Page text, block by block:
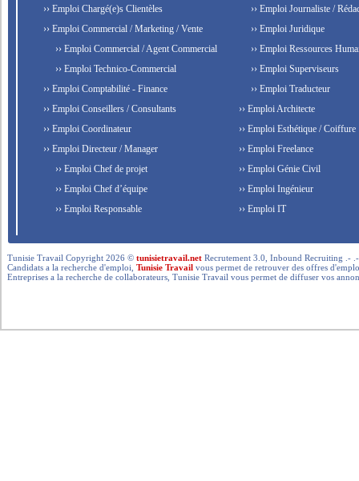
›› Emploi Chargé(e)s Clientèles
›› Emploi Commercial / Marketing / Vente
›› Emploi Commercial / Agent Commercial
›› Emploi Technico-Commercial
›› Emploi Comptabilité - Finance
›› Emploi Conseillers / Consultants
›› Emploi Coordinateur
›› Emploi Directeur / Manager
›› Emploi Chef de projet
›› Emploi Chef d’équipe
›› Emploi Responsable
›› Emploi Journaliste /
›› Emploi Juridique
›› Emploi Ressources
›› Emploi Superviseurs
›› Emploi Traducteur
›› Emploi Architecte
›› Emploi Esthétique / Coiffure
›› Emploi Freelance
›› Emploi Génie Civil
›› Emploi Ingénieur
›› Emploi IT
Tunisie Travail Copyright 2026 ©tunisietravail.net Recrutement 3.0, Inbound Recruiting .-
Candidats a la recherche d'emploi,Tunisie Travail vous permet de retrouver des offres
Entreprises a la recherche de collaborateurs, Tunisie Travail vous permet de diffuser vos